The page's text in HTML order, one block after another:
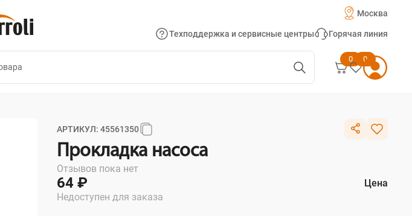
Москва
Техподдержка и сервисные центры Горячая линия
0 0
АРТИКУЛ: 45561350
Прокладка насоса
Отзывов пока нет
64 ₽
Цена
Недоступен для заказа